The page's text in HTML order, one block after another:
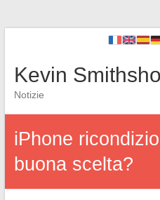
Kevin
Notizie
iPhone
buona scelta?